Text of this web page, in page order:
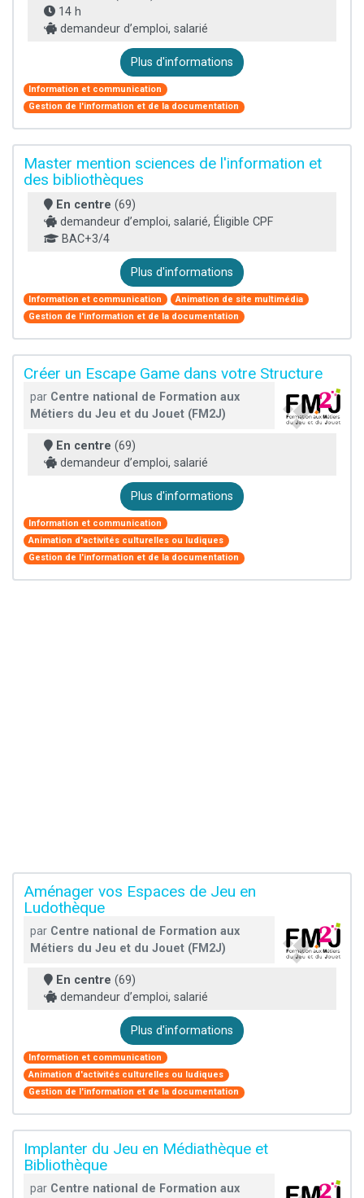
14 h
demandeur d’emploi, salarié
Plus d'informations
Information et communication
Gestion de l'information et de la documentation
Master mention sciences de l'information et
des bibliothèques
En centre (69)
demandeur d’emploi, salarié, Éligible CPF
BAC+3/4
Plus d'informations
Information et communication
Animation de site multimédia
Gestion de l'information et de la documentation
Créer un Escape Game dans votre Structure
par Centre national de Formation aux
Métiers du Jeu et du Jouet (FM2J)
En centre (69)
demandeur d’emploi, salarié
Plus d'informations
Information et communication
Animation d'activités culturelles ou ludiques
Gestion de l'information et de la documentation
Aménager vos Espaces de Jeu en
Ludothèque
par Centre national de Formation aux
Métiers du Jeu et du Jouet (FM2J)
En centre (69)
demandeur d’emploi, salarié
Plus d'informations
Information et communication
Animation d'activités culturelles ou ludiques
Gestion de l'information et de la documentation
Implanter du Jeu en Médiathèque et
Bibliothèque
par Centre national de Formation aux